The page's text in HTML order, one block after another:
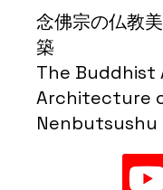
念佛宗の仏教
築
The Buddhist
Architecture